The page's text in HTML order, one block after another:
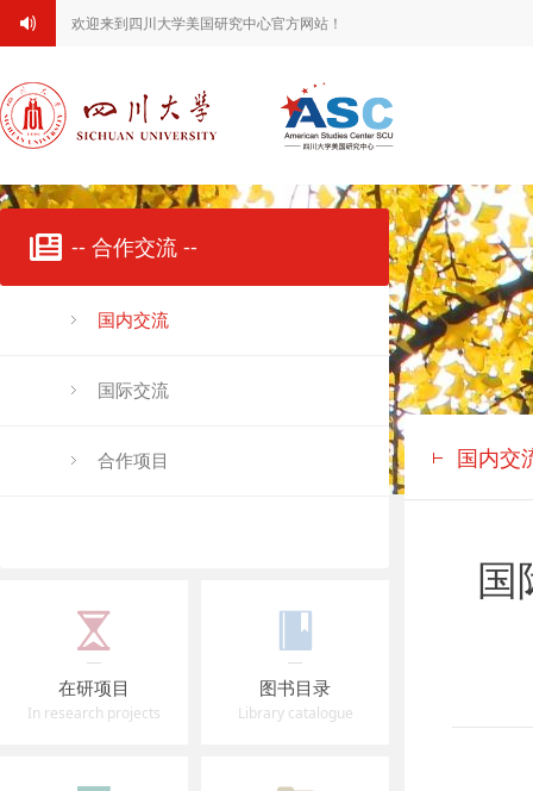
欢迎来到四川大学美国研究中心官方网站！
-- 合作交流 --
国内交流
国际交流
合作项目
在研项目
In research projects
图书目录
Library catalogue
国内交
国